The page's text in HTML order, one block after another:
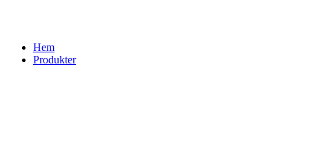
Hem
Produkter